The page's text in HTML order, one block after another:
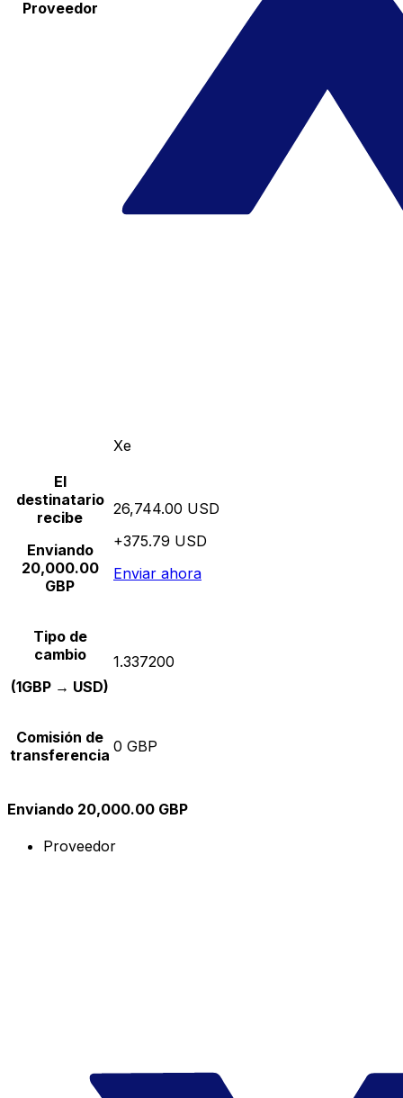
Proveedor
Xe
El
destinatario
recibe
Enviando
20,000.00
GBP
26,744.00 USD
+375.79 USD
Enviar ahora
Tipo de
cambio
(1GBP → USD)
1.337200
Comisión de
transferencia 0 GBP
Enviando 20,000.00 GBP
Proveedor